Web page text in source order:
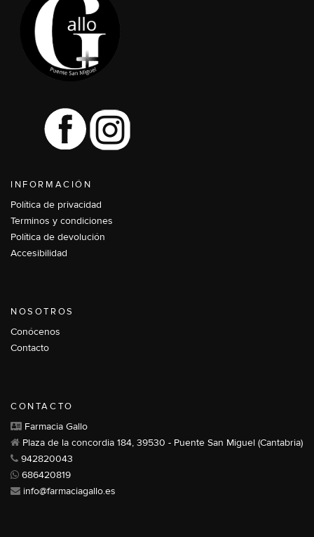
INFORMACIÓN
Política de privacidad
Terminos y condiciones
Política de devolución
Accesibilidad
NOSOTROS
Conócenos
Contacto
CONTACTO
Farmacia Gallo
Plaza de la concordia 184, 39530 - Puente San Miguel (Cantabria)
942820043
686420819
info@farmaciagallo.es